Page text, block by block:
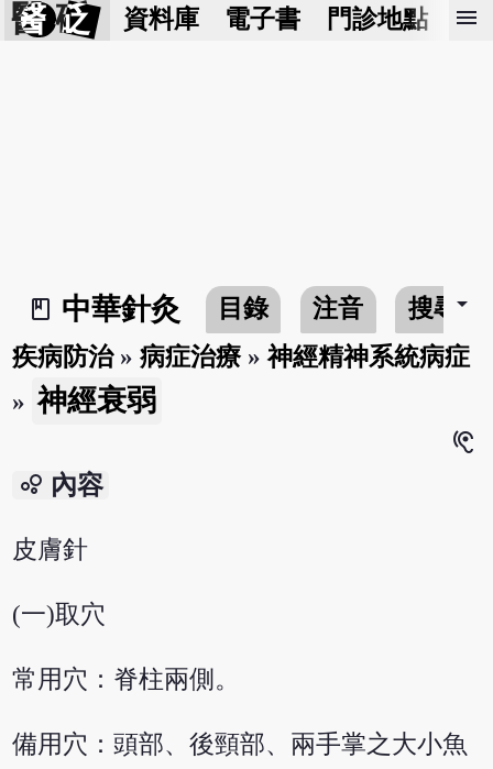
醫 砭 資料庫 電子書 門診地點 預
menu
book_2
中華針灸 目錄 注音 搜尋arrow_drop_down
疾病防治»病症治療»神經精神系統病症
» 神經衰弱
hearing
bubble_chart 內容
皮膚針
(一)取穴
常用穴：脊柱兩側。
備用穴：頭部、後頸部、兩手掌之大小魚